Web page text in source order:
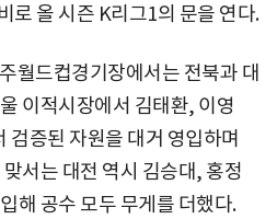
로 올 시즌 K리그1의 문을 연다.
월드컵경기장에서는 전북과 대
이적시장에서 김태환, 이영
증된 자원을 대거 영입하며
서는 대전 역시 김승대, 홍정
해 공수 모두 무게를 더했다.